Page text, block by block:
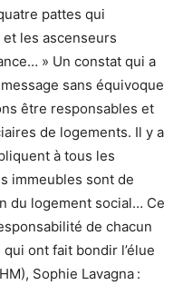
pattes qui
les ascenseurs
» Un constat qui a
sans équivoque
être responsables et
de logements. Il y a
à tous les
immeubles sont de
du logement social… Ce
de chacun
ont fait bondir l’élue
Sophie Lavagna :